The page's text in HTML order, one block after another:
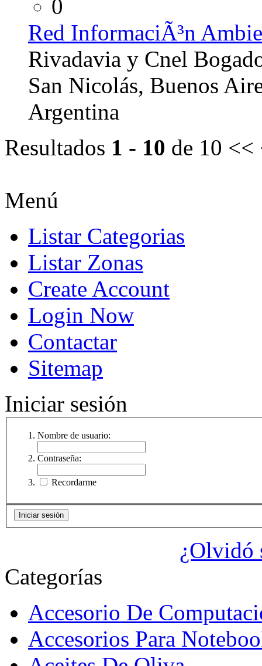
0
Red InformaciÃ³n
Rivadavia y Cnel
San Nicolás, Buenos
Argentina
Resultados 1 - 10 de 10 <<
Menú
Listar Categorias
Listar Zonas
Create Account
Login Now
Contactar
Sitemap
Iniciar sesión
Nombre de usuario:
Contraseña:
Recordarme
¿Olvidó
Categorías
Accesorio De
Accesorios Para